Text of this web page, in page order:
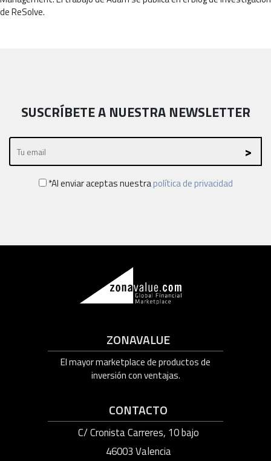
de ReSolve.
SUSCRÍBETE A NUESTRA NEWSLETTER
*Al enviar aceptas nuestrapolítica de privacidad
ZONAVALUE
El mayor marketplace de productos de
inversión con ventajas.
CONTACTO
C/ Cronista Carreres, 10 bajo
46003 Valencia